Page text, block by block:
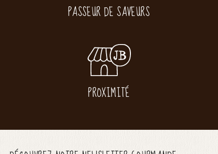
PASSEUR DE SAVEURS
PROXIMITÉ